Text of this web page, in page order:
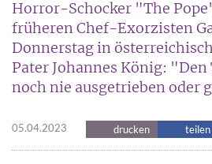
Horror-Schocker "The
früheren Chef-Exorzisten
Donnerstag in
Pater Johannes König: "Den
noch nie ausgetrieben oder
05.04.2023 drucken teilen